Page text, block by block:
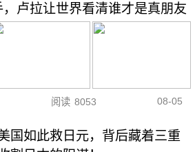
卢拉让世界看清谁才是真朋友
阅读 8053 08-05
国如此救日元，背后藏着三重